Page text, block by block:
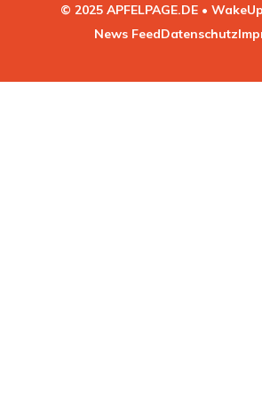
© 2025 APFELPAGE.DE •
News FeedDatenschutz